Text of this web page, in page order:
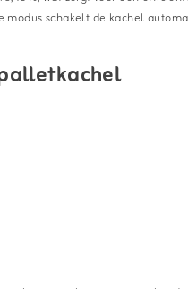
schakelt de kachel